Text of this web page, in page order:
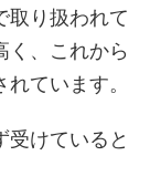
取り扱われて
く、これから
ています。
受けていると